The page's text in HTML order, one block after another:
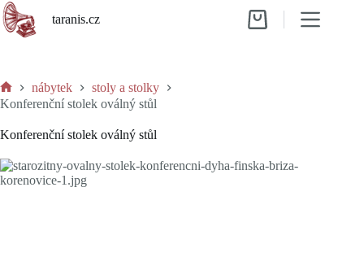
Skip
to
content
taranis.cz
Shopping
Home
nábytek
stoly a stolky
Konferenční stolek oválný stůl
Konferenční stolek oválný stůl